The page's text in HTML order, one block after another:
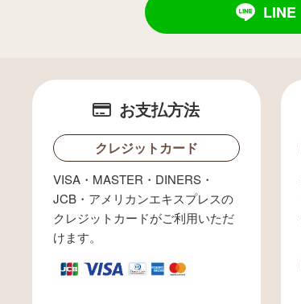
LINE
お支払方法
クレジットカード
VISA・MASTER・DINERS・
JCB・アメリカンエキスプレスの
クレジットカードがご利用いただ
けます。